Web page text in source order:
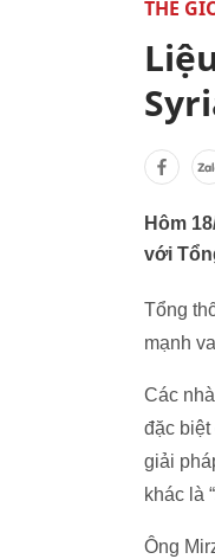
THẾ
Hôm
với
Tổng
mạnh
Các
đặc biệt
giải
khác là
Ông